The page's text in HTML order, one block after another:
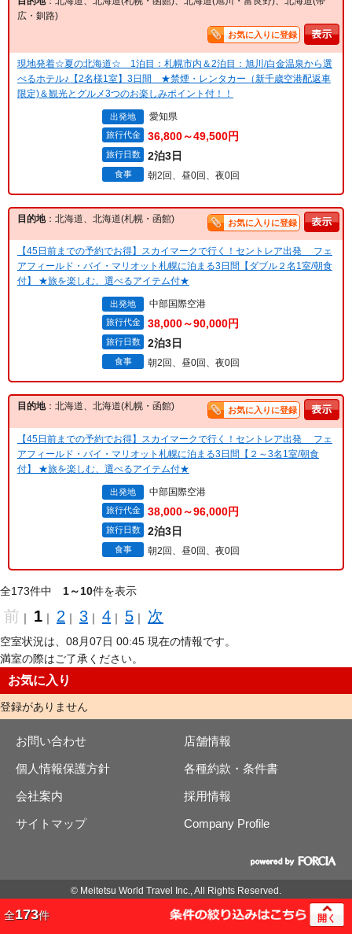
広・釧路)
お気に入りに登録
現地発着☆夏の北海道☆ 1泊目：札幌市内＆2泊目：旭川/白金温泉から選
べるホテル♪【2名様1室】3日間 ★禁煙・レンタカー（新千歳空港配返車
限定)＆観光とグルメ3つのお楽しみポイント付！！
出発地 愛知県
旅行代金 36,800～49,500円
旅行日数 2泊3日
食事 朝2回、昼0回、夜0回
目的地：北海道、北海道(札幌・函館) お気に入りに登録
【45日前までの予約でお得】スカイマークで行く！セントレア出発 フェ
アフィールド・バイ・マリオット札幌に泊まる3日間【ダブル２名1室/朝食
付】 ★旅を楽しむ、選べるアイテム付★
出発地 中部国際空港
旅行代金 38,000～90,000円
旅行日数 2泊3日
食事 朝2回、昼0回、夜0回
目的地：北海道、北海道(札幌・函館) お気に入りに登録
【45日前までの予約でお得】スカイマークで行く！セントレア出発 フェ
アフィールド・バイ・マリオット札幌に泊まる3日間【２～3名1室/朝食
付】 ★旅を楽しむ、選べるアイテム付★
出発地 中部国際空港
旅行代金 38,000～96,000円
旅行日数 2泊3日
食事 朝2回、昼0回、夜0回
全173件中 1～10件を表示
前 ｜ 1 ｜ 2 ｜ 3 ｜ 4 ｜ 5 ｜ 次
空室状況は、08月07日 00:45 現在の情報です。
満室の際はご了承ください。
お気に入り
登録がありません
お問い合わせ 店舗情報
個人情報保護方針 各種約款・条件書
会社案内 採用情報
サイトマップ Company Profile
© Meitetsu World Travel Inc., All Rights Reserved.
全173件 開く